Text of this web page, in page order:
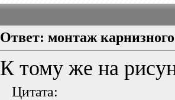
Ответ: монтаж карнизного
К тому же на
Цитата: